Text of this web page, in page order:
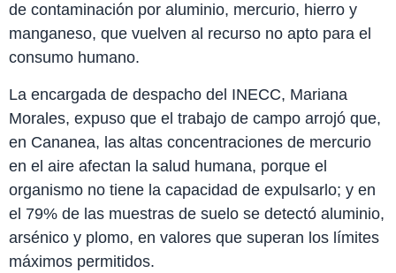
de contaminación por aluminio, mercurio, hierro y
manganeso, que vuelven al recurso no apto para el
consumo humano.
La encargada de despacho del INECC, Mariana
Morales, expuso que el trabajo de campo arrojó que,
en Cananea, las altas concentraciones de mercurio
en el aire afectan la salud humana, porque el
organismo no tiene la capacidad de expulsarlo; y en
el 79% de las muestras de suelo se detectó aluminio,
arsénico y plomo, en valores que superan los límites
máximos permitidos.